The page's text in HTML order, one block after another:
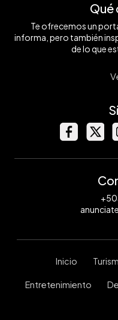
Qué
Te ofrecemos un
informa, pero también
de lo que
Inicio
Entretenimiento